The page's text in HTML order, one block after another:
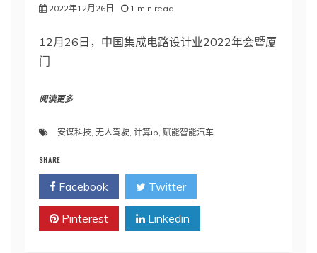
2022年12月26日 1 min read
12月26日，中国集成电路设计业2022年会暨厦
门
阅读更多
安谋科技 无人驾驶 计算ip 赋能智能汽车
SHARE
Facebook Twitter
Pinterest Linkedin